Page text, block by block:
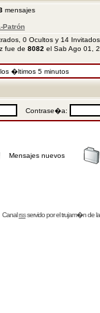
mensajes
Patrón
0 Ocultos y 14
fue de 8082 el Sab Ago 01,
�ltimos 5 minutos
Contrase�a:
Mensajes nuevos
Canalrssservido por eltrujam�nde